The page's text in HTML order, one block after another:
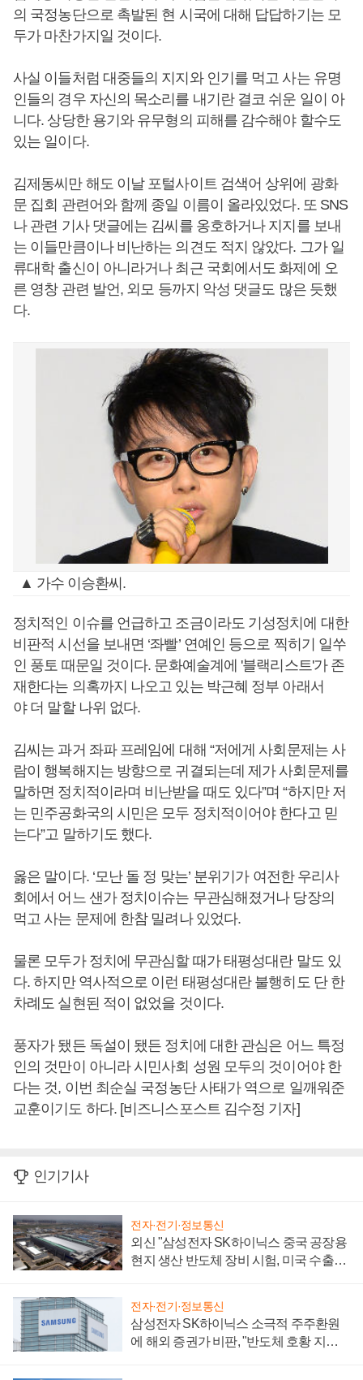
의 국정농단으로 촉발된 현 시국에 대해 답답하기는 모
두가 마찬가지일 것이다.
사실 이들처럼 대중들의 지지와 인기를 먹고 사는 유명
인들의 경우 자신의 목소리를 내기란 결코 쉬운 일이 아
니다. 상당한 용기와 유무형의 피해를 감수해야 할수도
있는 일이다.
김제동씨만 해도 이날 포털사이트 검색어 상위에 광화
문 집회 관련어와 함께 종일 이름이 올라있었다. 또 SNS
나 관련 기사 댓글에는 김씨를 옹호하거나 지지를 보내
는 이들만큼이나 비난하는 의견도 적지 않았다. 그가 일
류대학 출신이 아니라거나 최근 국회에서도 화제에 오
른 영창 관련 발언, 외모 등까지 악성 댓글도 많은 듯했
다.
▲ 가수 이승환씨.
정치적인 이슈를 언급하고 조금이라도 기성정치에 대한
비판적 시선을 보내면 ‘좌빨’ 연예인 등으로 찍히기 일쑤
인 풍토 때문일 것이다. 문화예술계에 '블랙리스트'가 존
재한다는 의혹까지 나오고 있는 박근혜 정부 아래서
야 더 말할 나위 없다.
김씨는 과거 좌파 프레임에 대해 “저에게 사회문제는 사
람이 행복해지는 방향으로 귀결되는데 제가 사회문제를
말하면 정치적이라며 비난받을 때도 있다”며 “하지만 저
는 민주공화국의 시민은 모두 정치적이어야 한다고 믿
는다”고 말하기도 했다.
옳은 말이다. ‘모난 돌 정 맞는’ 분위기가 여전한 우리사
회에서 어느 샌가 정치이슈는 무관심해졌거나 당장의
먹고 사는 문제에 한참 밀려나 있었다.
물론 모두가 정치에 무관심할 때가 태평성대란 말도 있
다. 하지만 역사적으로 이런 태평성대란 불행히도 단 한
차례도 실현된 적이 없었을 것이다.
풍자가 됐든 독설이 됐든 정치에 대한 관심은 어느 특정
인의 것만이 아니라 시민사회 성원 모두의 것이어야 한
다는 것, 이번 최순실 국정농단 사태가 역으로 일깨워준
교훈이기도 하다. [비즈니스포스트 김수정 기자]
인기기사
전자·전기·정보통신
외신 "삼성전자 SK하이닉스 중국 공장용
현지 생산 반도체 장비 시험, 미국 수출통
전자·전기·정보통신
삼성전자 SK하이닉스 소극적 주주환원
에 해외 증권가 비판, "반도체 호황 지속